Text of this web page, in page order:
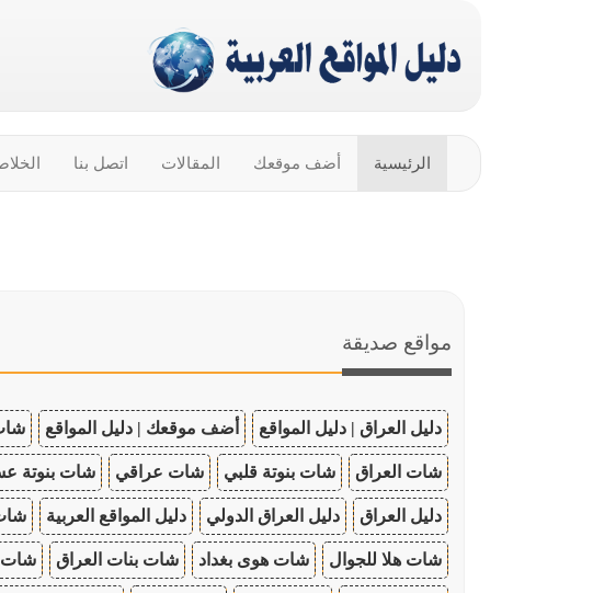
الرئيسية أضف موقعك المقالات اتصل بنا
مواقع صديقة
دليل العراق | دليل المواقع أضف موقعك | دليل المواقع
شات العراق شات بنوتة قلبي شات عراقي شات بنوتة
دليل العراق دليل العراق الدولي دليل المواقع العربية
شات هلا للجوال شات هوى بغداد شات بنات العراق شات